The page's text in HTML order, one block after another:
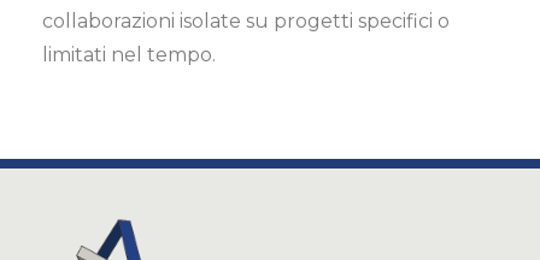
collaborazioni isolate su progetti specifici o
limitati nel tempo.